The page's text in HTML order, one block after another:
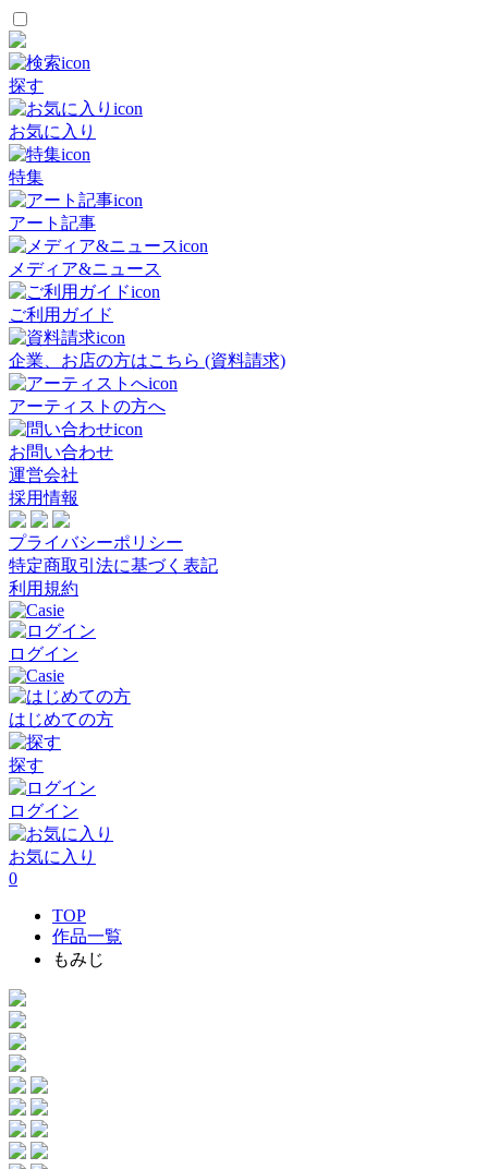
探す
お気に入り
特集
アート記事
メディア&ニュース
ご利用ガイド
企業、お店の方はこちら (資料請求)
アーティストの方へ
お問い合わせ
運営会社
採用情報
プライバシーポリシー
特定商取引法に基づく表記
利用規約
ログイン
はじめての方
探す
ログイン
お気に入り
0
TOP
作品一覧
もみじ